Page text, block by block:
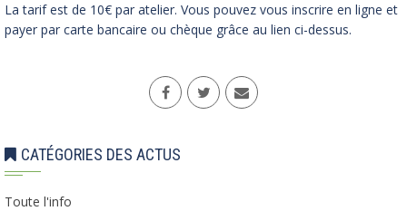
La tarif est de 10€ par atelier. Vous pouvez vous inscrire en ligne et
payer par carte bancaire ou chèque grâce au lien ci-dessus.
CATÉGORIES DES ACTUS
Toute l'info